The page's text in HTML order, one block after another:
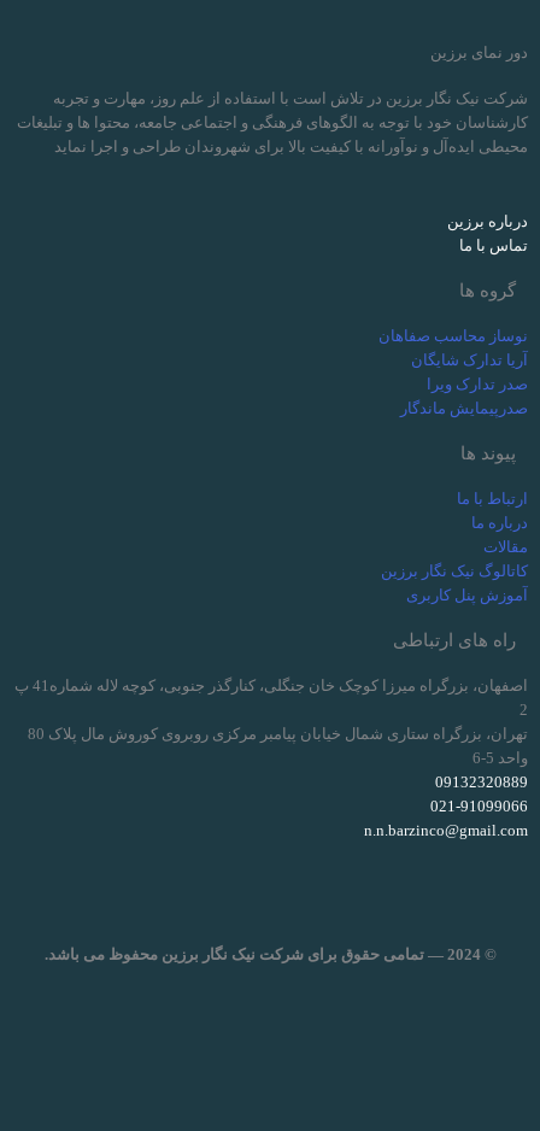
دور نمای برزین
شرکت نیک نگار برزین در تلاش است با استفاده از علم روز، مهارت و تجربه
کارشناسان خود با توجه به الگوهای فرهنگی و اجتماعی جامعه، محتوا ها و تبلیغات
محیطی ایده‌آل و نوآورانه با کیفیت بالا برای شهروندان طراحی و اجرا نماید
درباره برزین
تماس با ما
گروه ها
نوساز محاسب صفاهان
آریا تدارک شایگان
صدر تدارک ویرا
صدرپیمایش ماندگار
پیوند ها
ارتباط با ما
درباره ما
مقالات
کاتالوگ نیک نگار برزین
آموزش پنل کاربری
راه های ارتباطی
اصفهان، بزرگراه میرزا کوچک خان جنگلی، کنارگذر جنوبی، کوچه لاله شماره41 پ
تهران، بزرگراه ستاری شمال خیابان پیامبر مرکزی روبروی کوروش مال پلاک 80
واحد 5-6
09132320889
021-91099066
n.n.barzinco@gmail.com
© 2024 — تمامی حقوق برای شرکت نیک نگار برزین محفوظ می باشد.